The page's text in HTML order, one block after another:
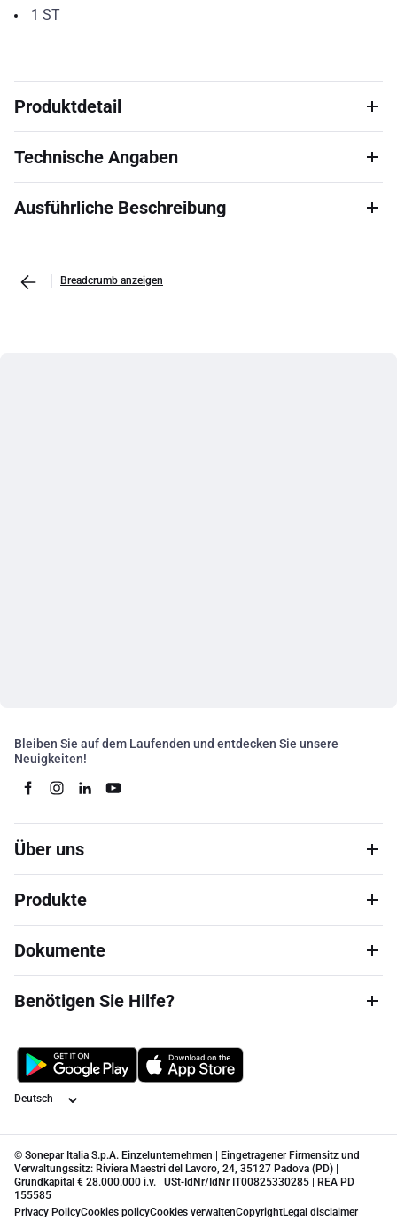
1 ST
Produktdetail
Technische Angaben
Ausführliche Beschreibung
Breadcrumb anzeigen
Bleiben Sie auf dem Laufenden und entdecken Sie unsere
Neuigkeiten!
Über uns
Produkte
Dokumente
Benötigen Sie Hilfe?
Sprache
© Sonepar Italia S.p.A. Einzelunternehmen | Eingetragener Firmensitz und
Verwaltungssitz: Riviera Maestri del Lavoro, 24, 35127 Padova (PD) |
Grundkapital € 28.000.000 i.v. | USt-IdNr/IdNr IT00825330285 | REA PD
155585
Privacy PolicyCookies policyCookies verwaltenCopyrightLegal disclaimer